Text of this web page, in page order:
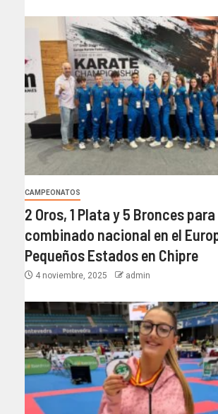
CAMPEONATOS
2 Oros, 1 Plata y 5 Bronces para
combinado nacional en el
Pequeños Estados en Chipre
4 noviembre, 2025 admin